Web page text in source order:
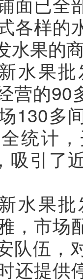
各样的
水果的
水果
营的90
130多
统计
吸引了
水果
，市场
队伍，
还提供